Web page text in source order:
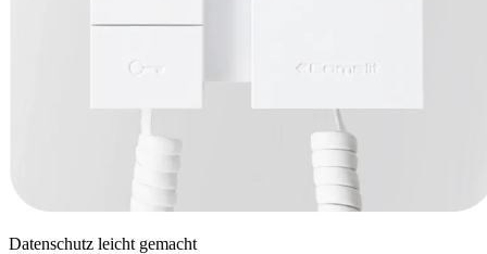
Datenschutz leicht gemacht